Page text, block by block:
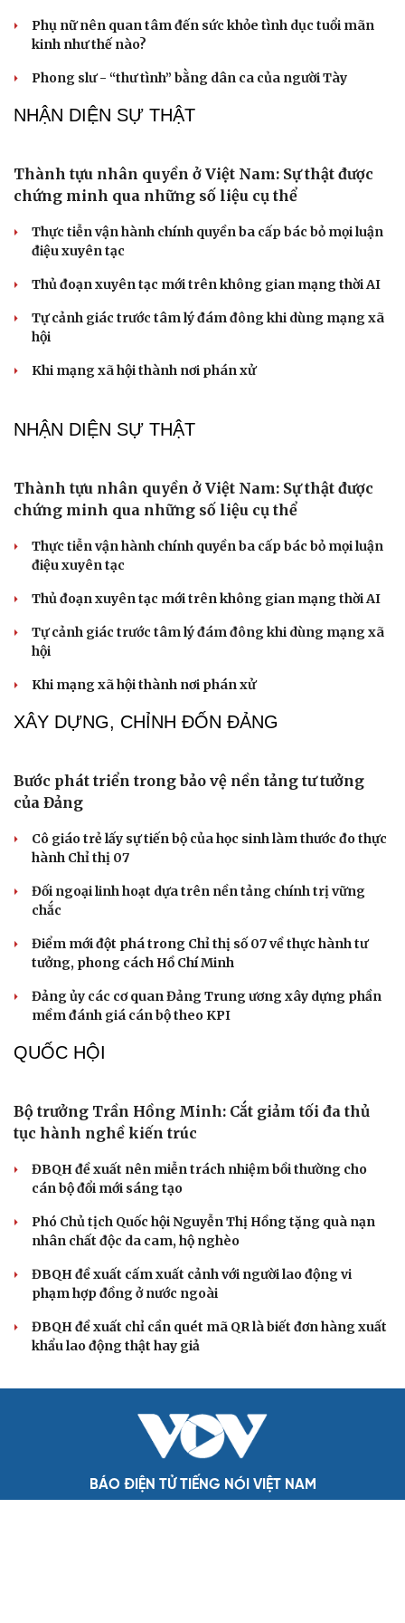
Cải chính
ĐBQH đề xuất nên miễn trách nhiệm bồi thường cho
cán bộ đổi mới sáng tạo
Phó Chủ tịch Quốc hội Nguyễn Thị Hồng tặng quà nạn
nhân chất độc da cam, hộ nghèo
ĐBQH đề xuất cấm xuất cảnh với người lao động vi
ĐBQH đề xuất chỉ cần quét mã QR là biết đơn hàng xuất
khẩu lao động thật hay giả
PODCAST
Chồng ghen tuông vô cớ từ khi tôi đi làm giúp
việc, hôn nhân đứng bên bờ vực
Về tuổi xế chiều tôi có nên đi bước nữa hay không?
Truyện ngắn: "Bờ sông gió thổi" (Phần cuối)
kinh như thế nào?
NHẬN DIỆN SỰ THẬT
Thành tựu nhân quyền ở Việt Nam: Sự thật được
điệu xuyên tạc
hội
NHẬN DIỆN SỰ THẬT
chứng minh qua những số liệu cụ thể
Thực tiễn vận hành chính quyền ba cấp bác bỏ mọi luận
điệu xuyên tạc
Thủ đoạn xuyên tạc mới trên không gian mạng thời AI
Tự cảnh giác trước tâm lý đám đông khi dùng mạng xã
hội
XÂY DỰNG, CHỈNH ĐỐN ĐẢNG
Bước phát triển trong bảo vệ nền tảng tư tưởng
của Đảng
Cô giáo trẻ lấy sự tiến bộ của học sinh làm thước đo thực
hành Chỉ thị 07
Đối ngoại linh hoạt dựa trên nền tảng chính trị vững
chắc
Điểm mới đột phá trong Chỉ thị số 07 về thực hành tư
tưởng, phong cách Hồ Chí Minh
Đảng ủy các cơ quan Đảng Trung ương xây dựng phần
Bộ trưởng Trần Hồng Minh: Cắt giảm tối đa thủ